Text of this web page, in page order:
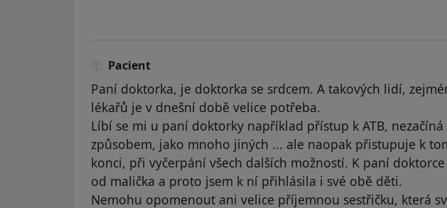
Pacient
Paní doktorka, je doktorka se srdcem. A takových lidí,
lékařů je v dnešní době velice potřeba.
Líbí se mi u paní doktorky například přístup k ATB,
způsobem, jako mnoho jiných ... ale naopak přistupuje k
konci, při vyčerpání všech dalších možností. K paní
od malička a proto jsem k ní přihlásila i své obě děti.
Nemohu opomenout ani velice příjemnou sestřičku, která